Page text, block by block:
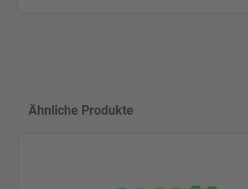
Ähnliche Produkte